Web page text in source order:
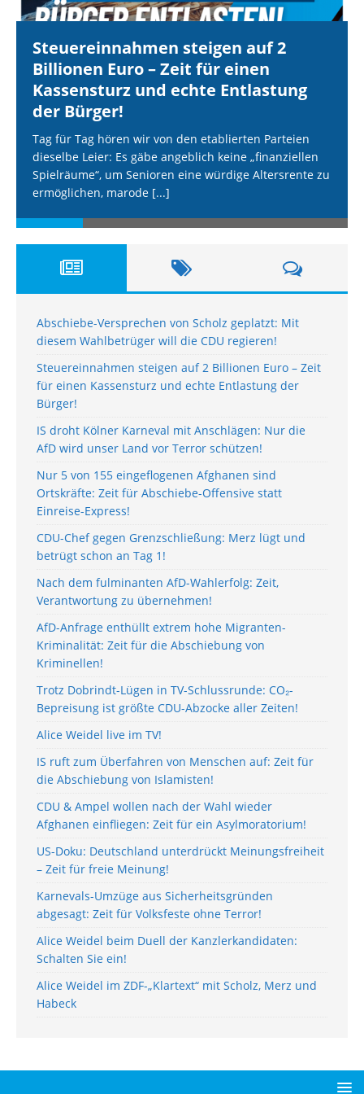
Steuereinnahmen steigen auf 2
Billionen Euro – Zeit für einen
Kassensturz und echte Entlastung
der Bürger!
Tag für Tag hören wir von den etablierten Parteien
dieselbe Leier: Es gäbe angeblich keine „finanziellen
Spielräume“, um Senioren eine würdige Altersrente zu
ermöglichen, marode [...]
Abschiebe-Versprechen von Scholz geplatzt: Mit
diesem Wahlbetrüger will die CDU regieren!
Steuereinnahmen steigen auf 2 Billionen Euro – Zeit
für einen Kassensturz und echte Entlastung der
Bürger!
IS droht Kölner Karneval mit Anschlägen: Nur die
AfD wird unser Land vor Terror schützen!
Nur 5 von 155 eingeflogenen Afghanen sind
Ortskräfte: Zeit für Abschiebe-Offensive statt
Einreise-Express!
CDU-Chef gegen Grenzschließung: Merz lügt und
betrügt schon an Tag 1!
Nach dem fulminanten AfD-Wahlerfolg: Zeit,
Verantwortung zu übernehmen!
AfD-Anfrage enthüllt extrem hohe Migranten-
Kriminalität: Zeit für die Abschiebung von
Kriminellen!
Trotz Dobrindt-Lügen in TV-Schlussrunde: CO₂-
Bepreisung ist größte CDU-Abzocke aller Zeiten!
Alice Weidel live im TV!
IS ruft zum Überfahren von Menschen auf: Zeit für
die Abschiebung von Islamisten!
CDU & Ampel wollen nach der Wahl wieder
Afghanen einfliegen: Zeit für ein Asylmoratorium!
US-Doku: Deutschland unterdrückt Meinungsfreiheit
– Zeit für freie Meinung!
Karnevals-Umzüge aus Sicherheitsgründen
abgesagt: Zeit für Volksfeste ohne Terror!
Alice Weidel beim Duell der Kanzlerkandidaten:
Schalten Sie ein!
Alice Weidel im ZDF-„Klartext“ mit Scholz, Merz und
Habeck